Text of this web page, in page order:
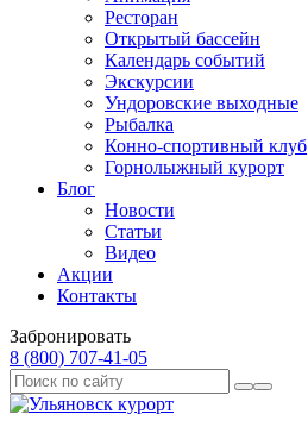
Ресторан
Открытый бассейн
Календарь событий
Экскурсии
Ундоровские выходные
Рыбалка
Конно-спортивный клуб
Горнолыжный курорт
Блог
Новости
Статьи
Видео
Акции
Контакты
Забронировать
8 (800) 707‑41‑05